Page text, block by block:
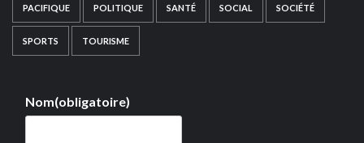
PACIFIQUE POLITIQUE SANTÉ SOCIAL SOCIÉTÉ
SPORTS TOURISME
Nom(obligatoire)